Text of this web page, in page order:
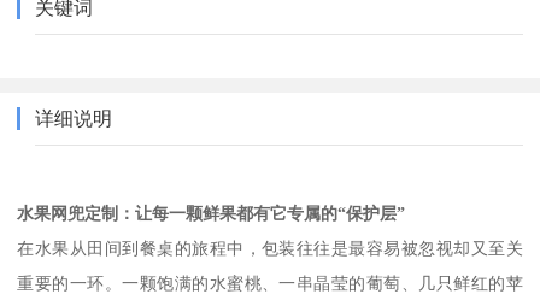
关键词
详细说明
水果网兜定制：让每一颗鲜果都有它专属的“保护层”
在水果从田间到餐桌的旅程中，包装往往是最容易被忽视却又至关
重要的一环。一颗饱满的水蜜桃、一串晶莹的葡萄、几只鲜红的苹